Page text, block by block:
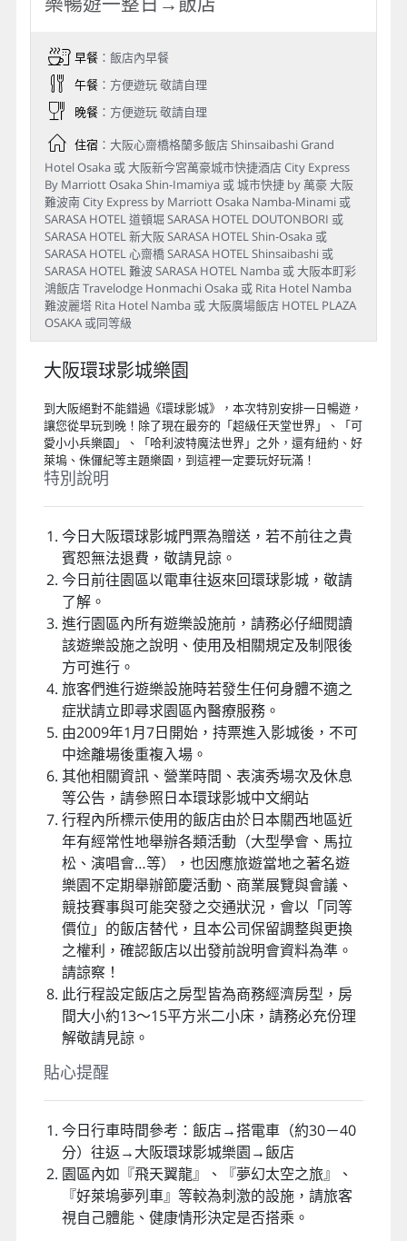
分） 嵐山渡月橋→飯店
Day 3
飯店→日本大阪環球影城樂園～「超
級任天堂世界」、「BANANA 世界最
大小小兵樂園」登場、「再進化~大人
小孩都愛～哈利波特超夢幻魔法村、
「飛行於侏羅紀公園的飛天翼龍」歡
樂暢遊一整日→飯店
午餐：方便遊玩 敬請自理
住宿：大阪心齋橋格蘭多飯店 Shinsaibashi Grand
Hotel Osaka 或 大阪新今宮萬豪城市快捷酒店 City Express
By Marriott Osaka Shin-Imamiya 或 城市快捷 by 萬豪 大阪
難波南 City Express by Marriott Osaka Namba-Minami 或
SARASA HOTEL 心齋橋 SARASA HOTEL Shinsaibashi 或
SARASA HOTEL 難波 SARASA HOTEL Namba 或 大阪本町彩
鴻飯店 Travelodge Honmachi Osaka 或 Rita Hotel Namba
難波麗塔 Rita Hotel Namba 或 大阪廣場飯店 HOTEL PLAZA
OSAKA 或同等級
大阪環球影城樂園
到大阪絕對不能錯過《環球影城》，本次特別安排一日暢遊，
讓您從早玩到晚！除了現在最夯的「超級任天堂世界」、「可
愛小小兵樂園」、「哈利波特魔法世界」之外，還有紐約、好
萊塢、侏儸紀等主題樂園，到這裡一定要玩好玩滿！
特別說明
今日大阪環球影城門票為贈送，若不前往之貴
賓恕無法退費，敬請見諒。
今日前往園區以電車往返來回環球影城，敬請
了解。
進行園區內所有遊樂設施前，請務必仔細閱讀
該遊樂設施之說明、使用及相關規定及制限後
方可進行。
旅客們進行遊樂設施時若發生任何身體不適之
症狀請立即尋求園區內醫療服務。
由2009年1月7日開始，持票進入影城後，不可
中途離場後重複入場。
等公告，請參照日本環球影城中文網站
行程內所標示使用的飯店由於日本關西地區近
年有經常性地舉辦各類活動（大型學會、馬拉
松、演唱會…等），也因應旅遊當地之著名遊
樂園不定期舉辦節慶活動、商業展覽與會議、
競技賽事與可能突發之交通狀況，會以「同等
價位」的飯店替代，且本公司保留調整與更換
之權利，確認飯店以出發前說明會資料為準。